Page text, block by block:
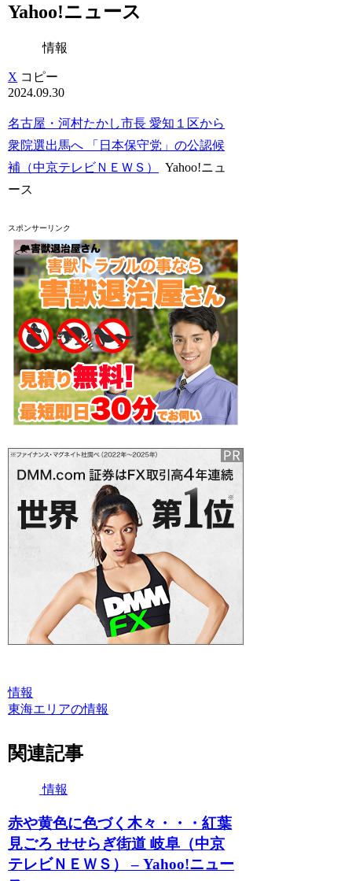
Yahoo!ニュース
情報
X コピー
2024.09.30
名古屋・河村たかし市長 愛知１区から
衆院選出馬へ 「日本保守党」の公認候
補（中京テレビＮＥＷＳ）
Yahoo!ニュ
ース
スポンサーリンク
情報
東海エリアの情報
関連記事
情報
赤や黄色に色づく木々・・・紅葉
見ごろ せせらぎ街道 岐阜（中京
テレビＮＥＷＳ） – Yahoo!ニュー